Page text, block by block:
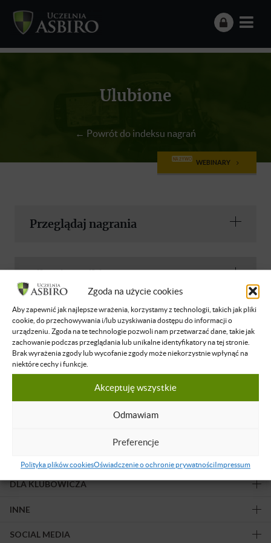
Zgoda na użycie cookies
Aby zapewnić jak najlepsze wrażenia, korzystamy z technologii, takich jak pliki
cookie, do przechowywania i/lub uzyskiwania dostępu do informacji o
urządzeniu. Zgoda na te technologie pozwoli nam przetwarzać dane, takie jak
zachowanie podczas przeglądania lub unikalne identyfikatory na tej stronie.
Brak wyrażenia zgody lub wycofanie zgody może niekorzystnie wpłynąć na
niektóre cechy i funkcje.
Akceptuję wszystkie
Odmawiam
Preferencje
Polityka plików cookiesOświadczenie o ochronie prywatnościImpressum
Ulubione
← Powrót do indeksu nagrań
NA ŻYWO WEBINARY
Przeglądaj nagrania
Żadne nagranie nie spełnia podanych kryteriów.
Obserwuj nas!
DLA KLUBOWICZA
INNE
SOCIAL MEDIA